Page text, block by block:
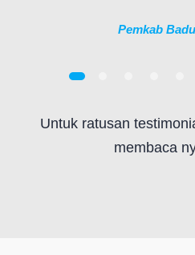
Pemkab Badung -
Untuk ratusan
membaca